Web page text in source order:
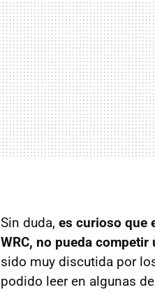
Sin duda, es curioso que
WRC, no pueda
sido muy discutida por
podido leer en algunas de